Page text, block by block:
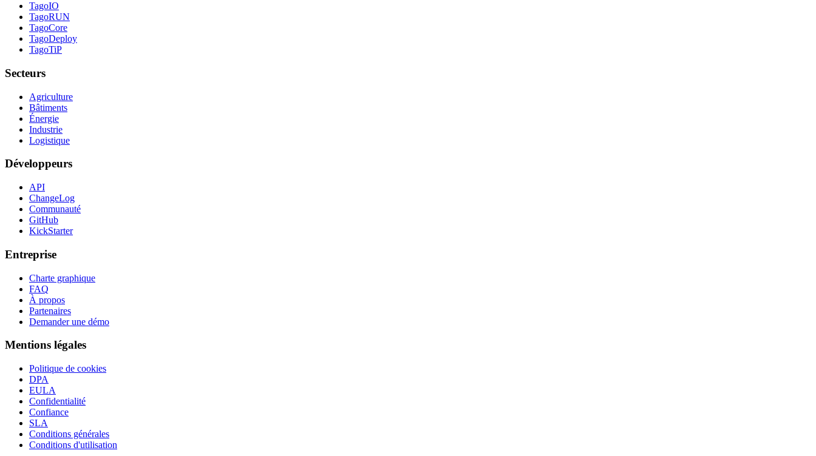
TagoIO
TagoRUN
TagoCore
TagoDeploy
TagoTiP
Secteurs
Agriculture
Bâtiments
Énergie
Industrie
Logistique
Développeurs
API
ChangeLog
Communauté
GitHub
KickStarter
Entreprise
Charte graphique
FAQ
À propos
Partenaires
Demander une démo
Mentions légales
Politique de cookies
DPA
EULA
Confidentialité
Confiance
SLA
Conditions générales
Conditions d'utilisation